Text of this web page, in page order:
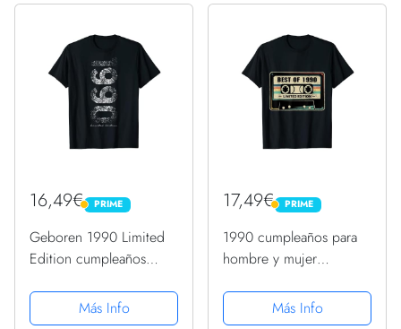
16,49€ PRIME
PRIME
Geboren 1990 Limited
Edition cumpleaños
Más Info
17,49€ PRIME
PRIME
1990 cumpleaños para
hombre y mujer
Más Info